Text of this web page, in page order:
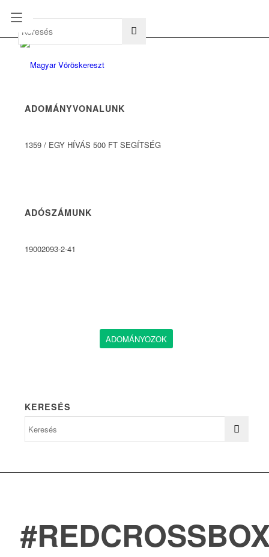
ADOMÁNYVONALUNK
1359 / EGY HÍVÁS 500 FT SEGÍTSÉG
ADÓSZÁMUNK
19002093-2-41
ADOMÁNYOZOK
KERESÉS